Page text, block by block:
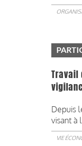
Depuis
visant à
VIE